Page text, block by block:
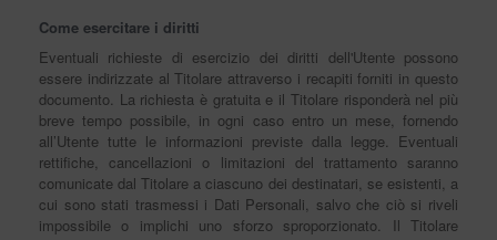
Come esercitare i diritti
Eventuali richieste di esercizio dei diritti dell'Utente possono
essere indirizzate al Titolare attraverso i recapiti forniti in questo
documento. La richiesta è gratuita e il Titolare risponderà nel più
breve tempo possibile, in ogni caso entro un mese, fornendo
all’Utente tutte le informazioni previste dalla legge. Eventuali
rettifiche, cancellazioni o limitazioni del trattamento saranno
comunicate dal Titolare a ciascuno dei destinatari, se esistenti, a
cui sono stati trasmessi i Dati Personali, salvo che ciò si riveli
impossibile o implichi uno sforzo sproporzionato. Il Titolare